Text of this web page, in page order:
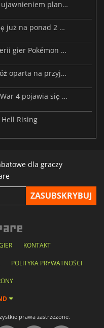
MARVEL Tōkon debiutuje wraz z ujawnieniem planu rozwoju na pierwszy rok
Resident Evil: Veronica znalazł się już na ponad 2 milionach list życzeń
Beast of Reincarnation: twórcy serii gier Pokémon wkraczają na nową ścieżkę
Big Walk już w sprzedaży – podróż oparta na przyjaźni
W Warhammer 40,000: Dawn of War 4 pojawia się frakcja Nekronów
Hell Rising
dla graczy
KONTAKT
POLITYKA PRYWATNOŚCI
prawa zastrzeżone.